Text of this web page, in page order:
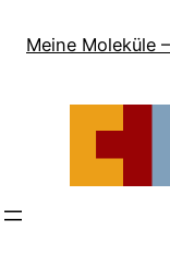
zum
Inhalt
Meine Moleküle